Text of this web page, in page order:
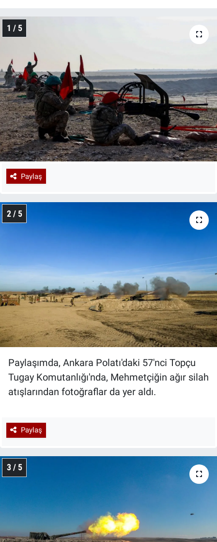
1 / 5
Paylaş
2 / 5
Paylaşımda, Ankara Polatı'daki 57'nci Topçu
Tugay Komutanlığı'nda, Mehmetçiğin ağır silah
atışlarından fotoğraflar da yer aldı.
Paylaş
3 / 5